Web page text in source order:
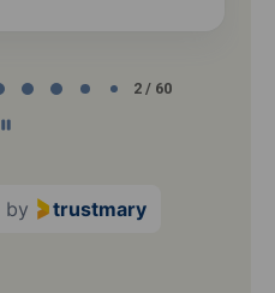
2 / 60
by trustmary